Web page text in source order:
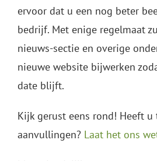
ervoor dat u een nog beter
bedrijf. Met enige regelmaat
nieuws-sectie en overige
nieuwe website bijwerken
date blijft.
Kijk gerust eens rond! Heeft
aanvullingen? Laat het ons